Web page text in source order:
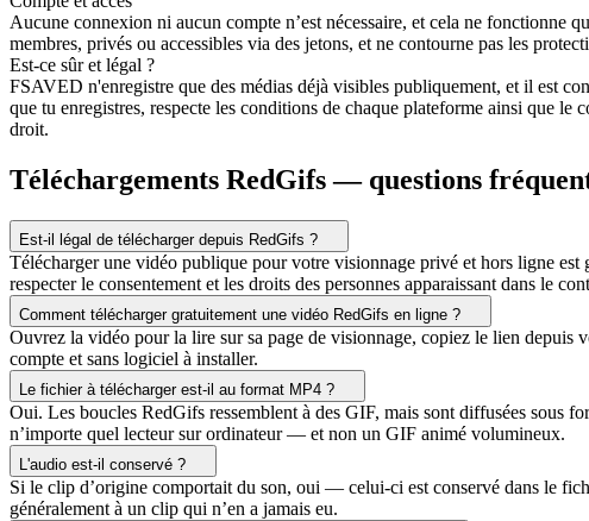
Aucune connexion ni aucun compte n’est nécessaire, et cela ne fonctionne
membres, privés ou accessibles via des jetons, et ne contourne pas les
Est-ce sûr et légal ?
FSAVED n'enregistre que des médias déjà visibles publiquement, et il est
que tu enregistres, respecte les conditions de chaque plateforme ainsi que
droit.
Téléchargements RedGifs — questions
Est-il légal de télécharger depuis RedGifs ?
Télécharger une vidéo publique pour votre visionnage privé et hors ligne
respecter le consentement et les droits des personnes apparaissant dans le
Comment télécharger gratuitement une vidéo RedGifs en ligne ?
Ouvrez la vidéo pour la lire sur sa page de visionnage, copiez le lien
compte et sans logiciel à installer.
Le fichier à télécharger est-il au format MP4 ?
Oui. Les boucles RedGifs ressemblent à des GIF, mais sont diffusées sous
n’importe quel lecteur sur ordinateur — et non un GIF animé volumineux.
L'audio est-il conservé ?
Si le clip d’origine comportait du son, oui — celui-ci est conservé dans le
généralement à un clip qui n’en a jamais eu.